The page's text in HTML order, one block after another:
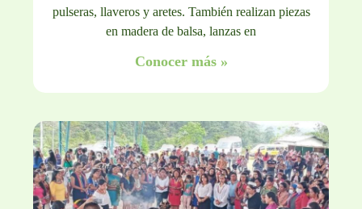
pulseras, llaveros y aretes. También realizan piezas
en madera de balsa, lanzas en
Conocer más »